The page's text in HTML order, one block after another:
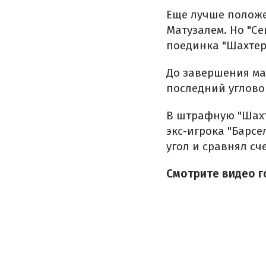
Еще лучше
Матузалем. Но
поединка
До завершения
последний
В штрафную
экс-игрока
угол и сравнял
Смотрите видео